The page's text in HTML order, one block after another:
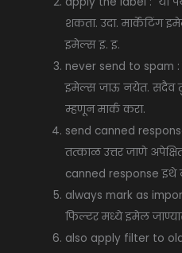
शकता. उदा. मार्केटिंग
इमेल्स इ. इ.
never send to spam
इमेल्स जाऊ नयेत. सदैव
म्हणून मार्क करा.
send canned
तत्काळ उत्तर जाणे
canned response इथे
always mark as
फिल्टर मध्ये इमेल
also apply filter to